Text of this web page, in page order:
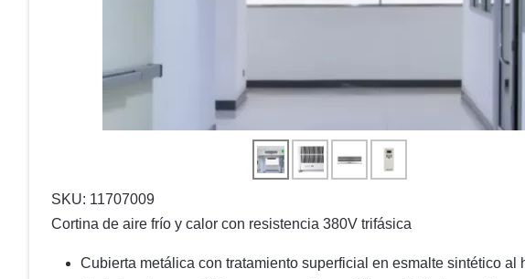
SKU: 11707009
Cortina de aire frío y calor con resistencia 380V trifásica
Cubierta metálica con tratamiento superficial en esmalte sintético al